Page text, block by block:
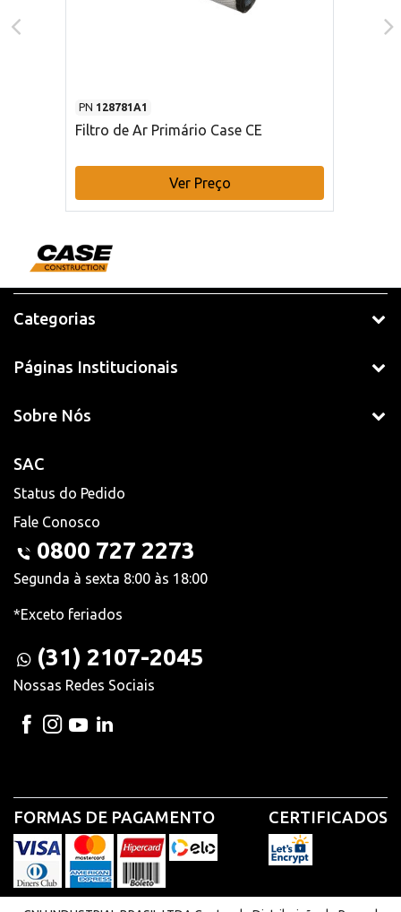
PN 128781A1
Filtro de Ar Primário Case CE
Ver Preço
Categorias
Páginas Institucionais
Sobre Nós
SAC
Status do Pedido
Fale Conosco
0800 727 2273
Segunda à sexta 8:00 às 18:00
*Exceto feriados
(31) 2107-2045
Nossas Redes Sociais
FORMAS DE PAGAMENTO CERTIFICADOS